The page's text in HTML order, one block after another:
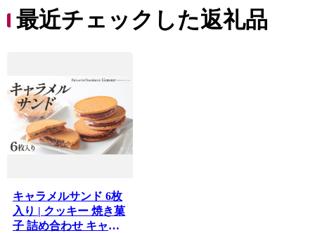
最近チェックした返礼品
キャラメルサンド 6枚
入り | クッキー 焼き菓
子 詰め合わせ キャラ